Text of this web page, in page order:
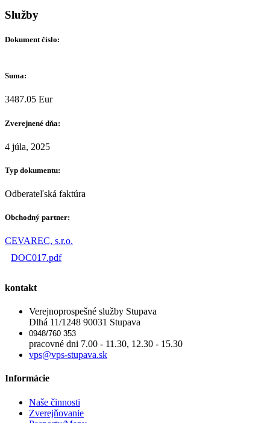
Služby
Dokument číslo:
Suma:
3487.05 Eur
Zverejnené dňa:
4 júla, 2025
Typ dokumentu:
Odberateľská faktúra
Obchodný partner:
CEVAREC, s.r.o.
DOC017.pdf
kontakt
Verejnoprospešné služby Stupava
Dlhá 11/1248 90031 Stupava
0948/760 353
pracovné dni 7.00 - 11.30, 12.30 - 15.30
vps@vps-stupava.sk
Informácie
Naše činnosti
Zverejňovanie